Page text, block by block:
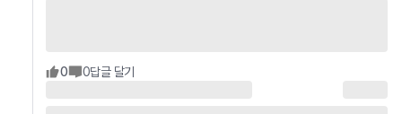
0 0답글 달기